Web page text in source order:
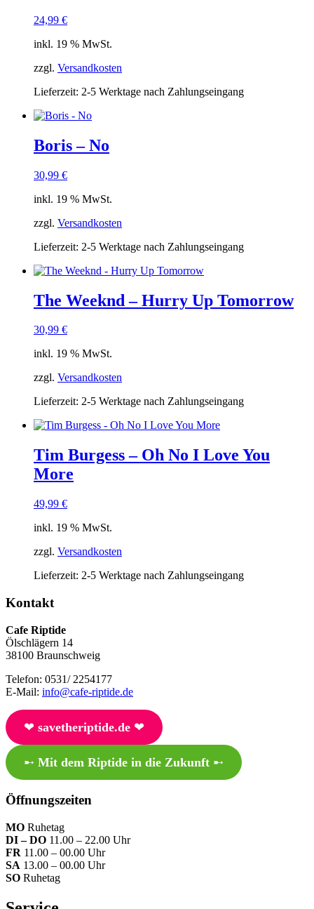
24,99 €
inkl. 19 % MwSt.
zzgl. Versandkosten
Lieferzeit: 2-5 Werktage nach Zahlungseingang
Boris – No
30,99 €
inkl. 19 % MwSt.
zzgl. Versandkosten
Lieferzeit: 2-5 Werktage nach Zahlungseingang
The Weeknd – Hurry Up Tomorrow
30,99 €
inkl. 19 % MwSt.
zzgl. Versandkosten
Lieferzeit: 2-5 Werktage nach Zahlungseingang
Tim Burgess – Oh No I Love You
More
49,99 €
inkl. 19 % MwSt.
zzgl. Versandkosten
Lieferzeit: 2-5 Werktage nach Zahlungseingang
Kontakt
Cafe Riptide
Ölschlägern 14
38100 Braunschweig
Telefon: 0531/ 2254177
E-Mail: info@cafe-riptide.de
❤︎ savetheriptide.de❤︎
➸ Mit dem Riptide in die Zukunft➸
Öffnungszeiten
MO Ruhetag
DI – DO 11.00 – 22.00 Uhr
FR 11.00 – 00.00 Uhr
SA 13.00 – 00.00 Uhr
SO Ruhetag